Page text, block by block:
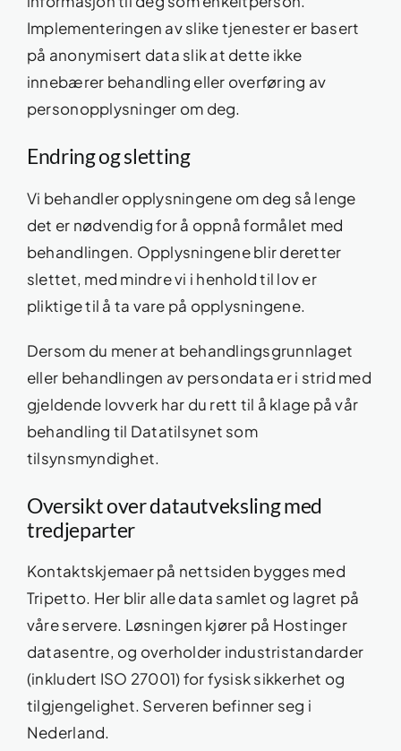
Implementeringen av slike tjenester er basert
på anonymisert data slik at dette ikke
innebærer behandling eller overføring av
personopplysninger om deg.
Endring og sletting
Vi behandler opplysningene om deg så lenge
det er nødvendig for å oppnå formålet med
behandlingen. Opplysningene blir deretter
slettet, med mindre vi i henhold til lov er
pliktige til å ta vare på opplysningene.
Dersom du mener at behandlingsgrunnlaget
eller behandlingen av persondata er i strid med
gjeldende lovverk har du rett til å klage på vår
behandling til Datatilsynet som
tilsynsmyndighet.
Oversikt over datautveksling med
tredjeparter
Kontaktskjemaer på nettsiden bygges med
Tripetto. Her blir alle data samlet og lagret på
våre servere. Løsningen kjører på Hostinger
datasentre, og overholder industristandarder
(inkludert ISO 27001) for fysisk sikkerhet og
tilgjengelighet. Serveren befinner seg i
Nederland.